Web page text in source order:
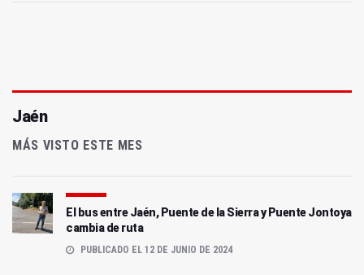
Jaén
MÁS VISTO ESTE MES
El bus entre Jaén, Puente de la Sierra y Puente Jontoya
cambia de ruta
PUBLICADO EL 12 DE JUNIO DE 2024